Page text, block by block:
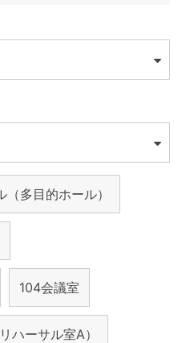
多目的ホール）
104会議室
ハーサル室A）